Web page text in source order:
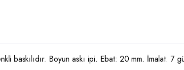
baskılıdır. Boyun askı ipi. Ebat: 20 mm. İmalat: 7